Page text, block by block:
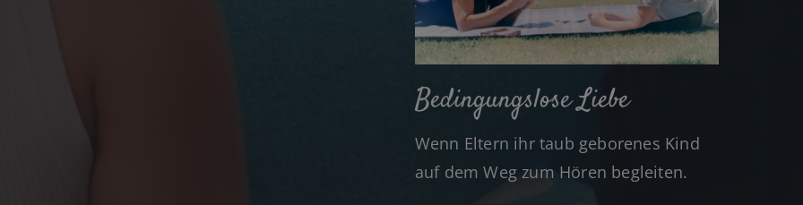
Bedingungslose Liebe
Wenn Eltern ihr taub geborenes Kind
auf dem Weg zum Hören begleiten.